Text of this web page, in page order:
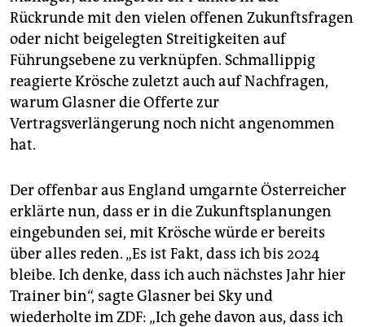
Rückrunde mit den vielen offenen Zukunftsfragen
oder nicht beigelegten Streitigkeiten auf
Führungsebene zu verknüpfen. Schmallippig
reagierte Krösche zuletzt auch auf Nachfragen,
warum Glasner die Offerte zur
Vertragsverlängerung noch nicht angenommen
hat.
Der offenbar aus England umgarnte Österreicher
erklärte nun, dass er in die Zukunftsplanungen
eingebunden sei, mit Krösche würde er bereits
über alles reden. „Es ist Fakt, dass ich bis 2024
bleibe. Ich denke, dass ich auch nächstes Jahr hier
Trainer bin“, sagte Glasner bei Sky und
wiederholte im ZDF: „Ich gehe davon aus, dass ich